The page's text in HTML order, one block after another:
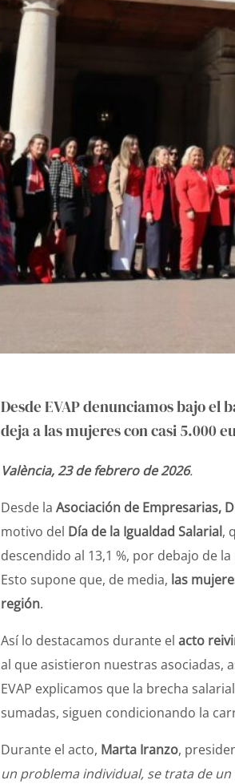
Desde EVAP denunciamos bajo el
deja a las mujeres con casi 5.000
València, 23 de febrero de 2026.
Desde la Asociación de Empresarias,
motivo del Día de la Igualdad Salarial,
descendido al 13,1 %, por debajo de
Esto supone que, de media, las
región.
Así lo destacamos durante el acto
al que asistieron nuestras asociadas,
EVAP explicamos que la brecha
sumadas, siguen condicionando la
Durante el acto, Marta Iranzo,
un problema individual, se trata de